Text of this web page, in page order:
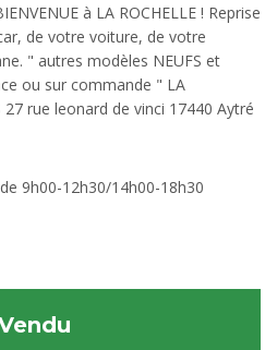
à LA ROCHELLE ! Reprise
de votre voiture, de votre
" autres modèles NEUFS et
ou sur commande " LA
27 rue leonard de vinci 17440 Aytré
9h00-12h30/14h00-18h30